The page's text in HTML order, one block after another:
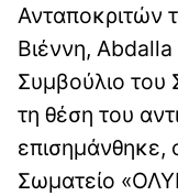
Ανταποκριτών
Βιέννη, Abdalla
Συμβούλιο
τη θέση του
επισημάνθηκε,
Σωματείο